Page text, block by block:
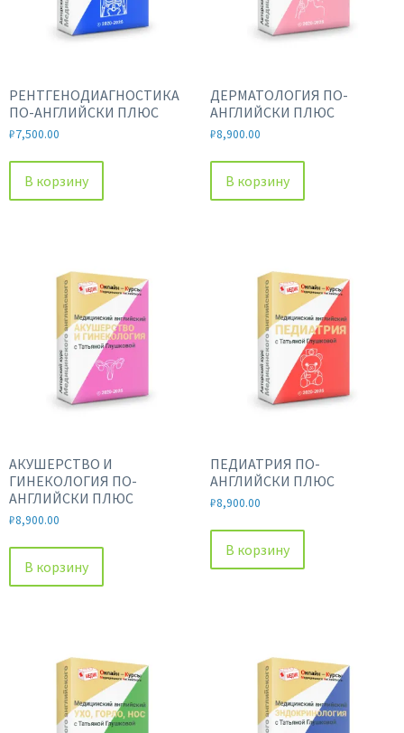
РЕНТГЕНОДИАГНОСТИКА
ПО-АНГЛИЙСКИ ПЛЮС
₽7,500.00
В корзину
ДЕРМАТОЛОГИЯ ПО-
АНГЛИЙСКИ ПЛЮС
₽8,900.00
В корзину
АКУШЕРСТВО И
ГИНЕКОЛОГИЯ ПО-
АНГЛИЙСКИ ПЛЮС
₽8,900.00
В корзину
ПЕДИАТРИЯ ПО-
АНГЛИЙСКИ ПЛЮС
₽8,900.00
В корзину